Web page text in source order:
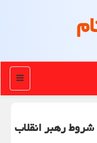
منو
رهبر انقلاب